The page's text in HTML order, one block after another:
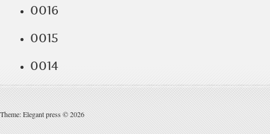
0016
0015
0014
Theme: Elegant press © 2026